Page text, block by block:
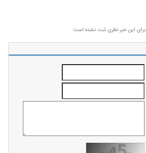
برای این خبر نظری ثبت نشده است